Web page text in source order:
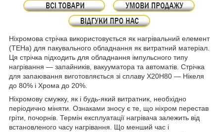
Ніхромова стрічка використовується як нагрівальний елемент
(ТЕНа) для пакувального обладнання як витратний матеріал.
Ця стрічка підходить для обладнання імпульсного типу
нагрівання — запайників, вакууматора та автоматів. Стрічка
для запаювання виготовляється зі сплаву Х20Н80 — Нікеля
до 80% і Хрома до 20%.
Ніхромову смужку, як і будь-який витратник, необхідно
періодично міняти. Ознаками зносу є те, що ніхром перестав
гріти, почорнів. Термін експлуатації нагрівача залежить від
встановленого часу нагрівання. Що менший час і